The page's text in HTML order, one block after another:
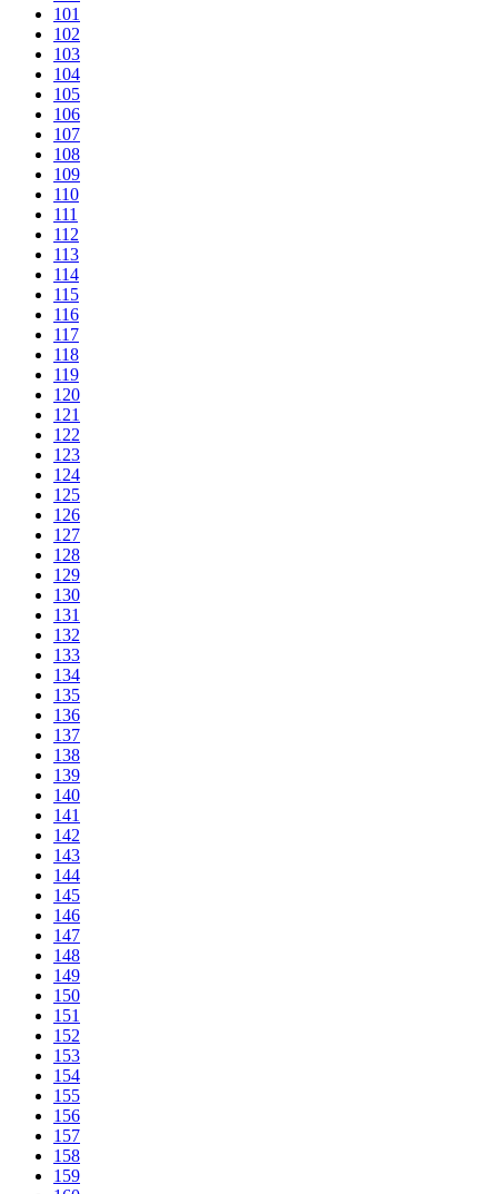
101
102
103
104
105
106
107
108
109
110
111
112
113
114
115
116
117
118
119
120
121
122
123
124
125
126
127
128
129
130
131
132
133
134
135
136
137
138
139
140
141
142
143
144
145
146
147
148
149
150
151
152
153
154
155
156
157
158
159